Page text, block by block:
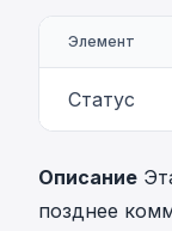
Элемент
Статус
Описание
позднее